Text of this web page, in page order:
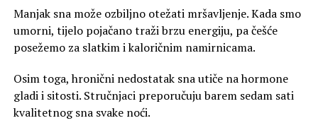
Manjak sna može ozbiljno otežati mršavljenje. Kada smo
umorni, tijelo pojačano traži brzu energiju, pa češće
posežemo za slatkim i kaloričnim namirnicama.
Osim toga, hronični nedostatak sna utiče na hormone
gladi i sitosti. Stručnjaci preporučuju barem sedam sati
kvalitetnog sna svake noći.